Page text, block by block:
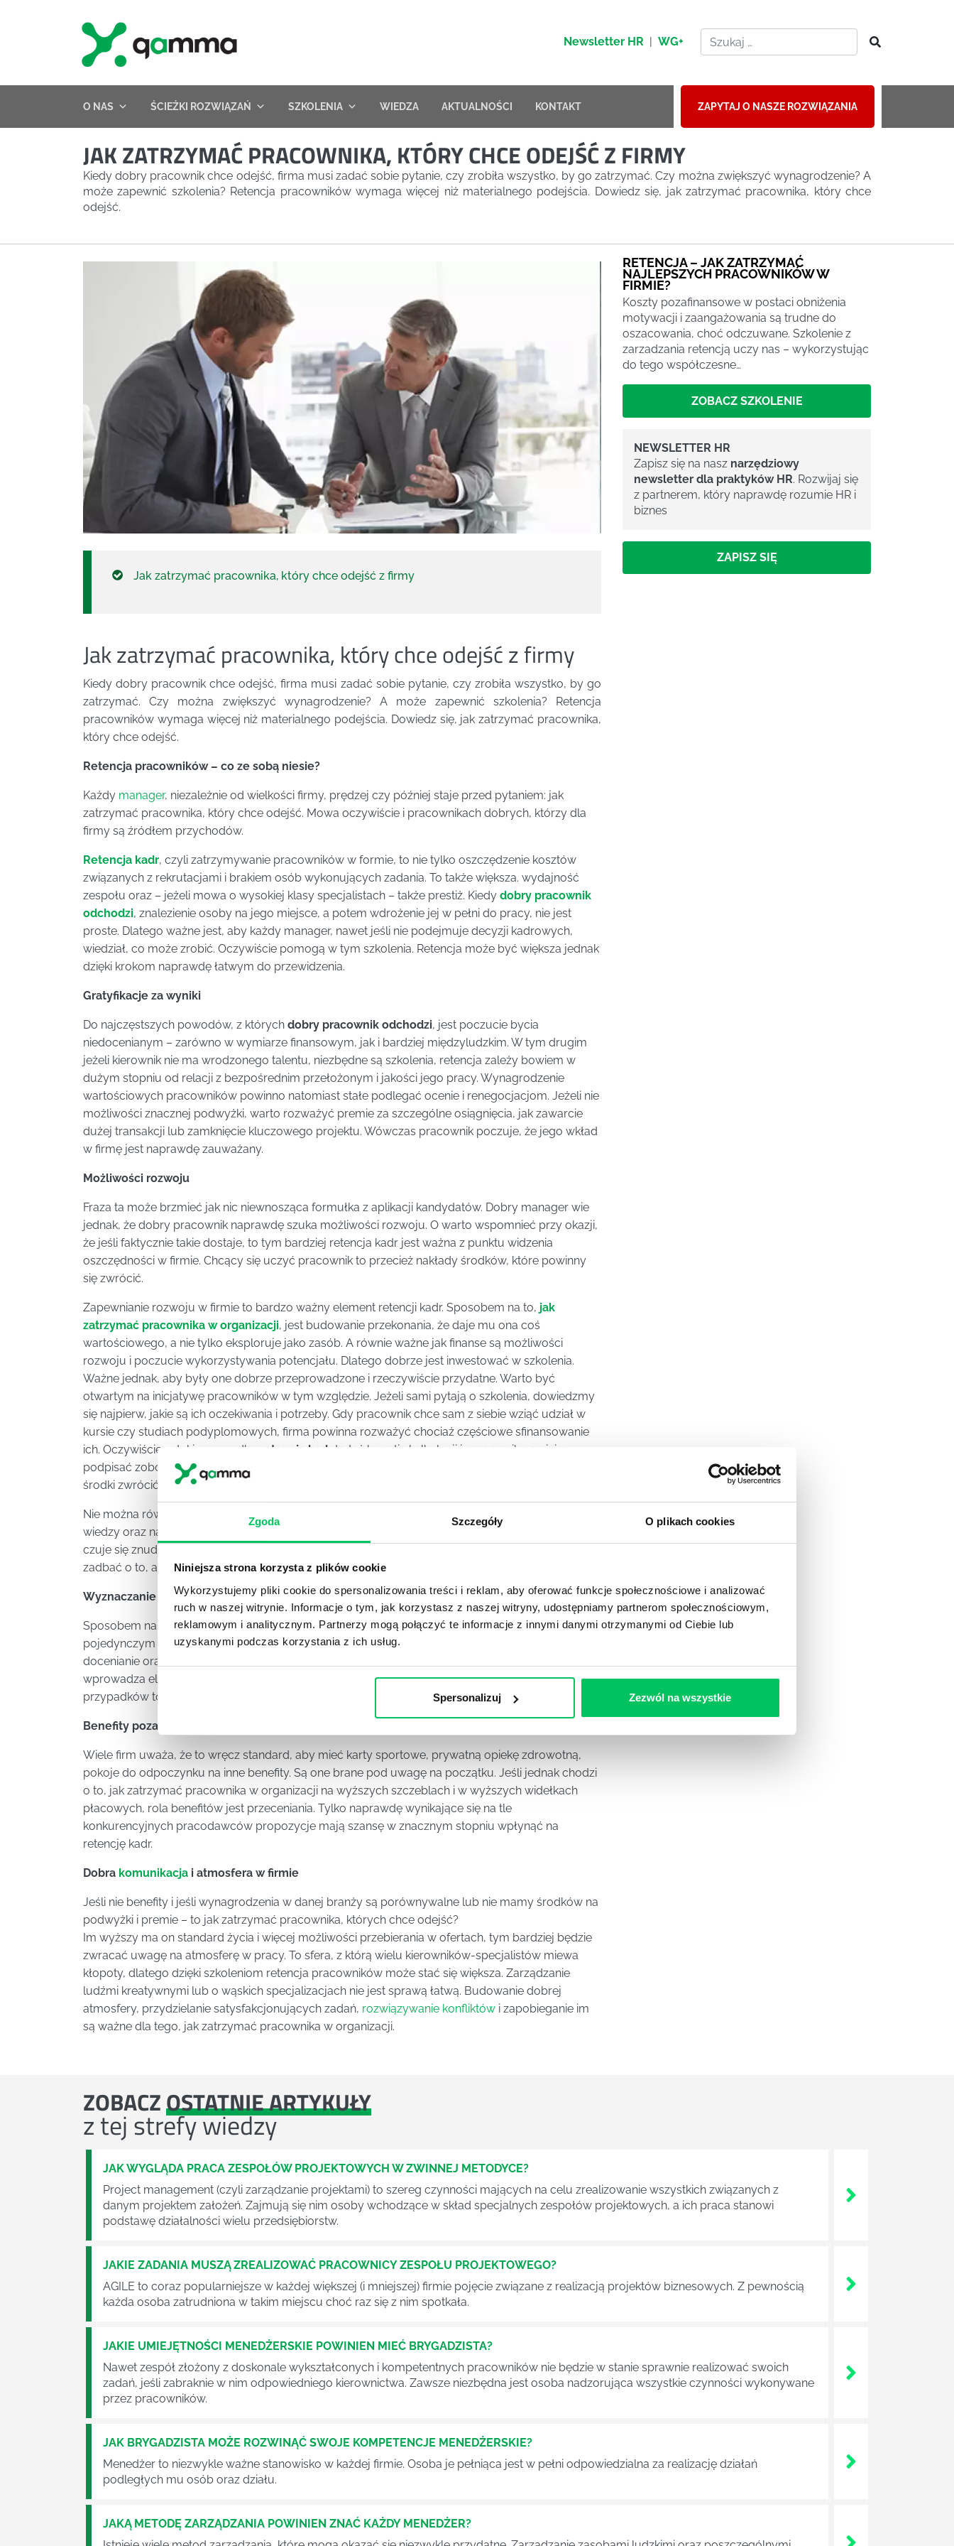
Zgoda Szczegóły O plikach cookies
Niniejsza strona korzysta z plików cookie
Wykorzystujemy pliki cookie do spersonalizowania treści i reklam, aby oferować funkcje społecznościowe i analizować
ruch w naszej witrynie. Informacje o tym, jak korzystasz z naszej witryny, udostępniamy partnerom społecznościowym,
reklamowym i analitycznym. Partnerzy mogą połączyć te informacje z innymi danymi otrzymanymi od Ciebie lub
uzyskanymi podczas korzystania z ich usług.
Spersonalizuj Zezwól na wszystkie
Newsletter HR | WG+
O NAS ŚCIEŻKI ROZWIĄZAŃ SZKOLENIA WIEDZA AKTUALNOŚCI KONTAKT ZAPYTAJ O NASZE ROZWIĄZANIA
JAK ZATRZYMAĆ PRACOWNIKA, KTÓRY CHCE ODEJŚĆ Z FIRMY
Kiedy dobry pracownik chce odejść, firma musi zadać sobie pytanie, czy zrobiła wszystko, by go zatrzymać. Czy można zwiększyć wynagrodzenie? A
może zapewnić szkolenia? Retencja pracowników wymaga więcej niż materialnego podejścia. Dowiedz się, jak zatrzymać pracownika, który chce
odejść.
Jak zatrzymać pracownika, który chce odejść z firmy
Jak zatrzymać pracownika, który chce odejść z firmy
Kiedy dobry pracownik chce odejść, firma musi zadać sobie pytanie, czy zrobiła wszystko, by go
zatrzymać. Czy można zwiększyć wynagrodzenie? A może zapewnić szkolenia? Retencja
pracowników wymaga więcej niż materialnego podejścia. Dowiedz się, jak zatrzymać pracownika,
który chce odejść.
Retencja pracowników – co ze sobą niesie?
Każdy manager, niezależnie od wielkości firmy, prędzej czy później staje przed pytaniem: jak
zatrzymać pracownika, który chce odejść. Mowa oczywiście i pracownikach dobrych, którzy dla
firmy są źródłem przychodów.
Retencja kadr, czyli zatrzymywanie pracowników w formie, to nie tylko oszczędzenie kosztów
związanych z rekrutacjami i brakiem osób wykonujących zadania. To także większa. wydajność
zespołu oraz – jeżeli mowa o wysokiej klasy specjalistach – także prestiż. Kiedy dobry pracownik
odchodzi, znalezienie osoby na jego miejsce, a potem wdrożenie jej w pełni do pracy, nie jest
proste. Dlatego ważne jest, aby każdy manager, nawet jeśli nie podejmuje decyzji kadrowych,
wiedział, co może zrobić. Oczywiście pomogą w tym szkolenia. Retencja może być większa jednak
dzięki krokom naprawdę łatwym do przewidzenia.
Gratyfikacje za wyniki
Do najczęstszych powodów, z których dobry pracownik odchodzi, jest poczucie bycia
niedocenianym – zarówno w wymiarze finansowym, jak i bardziej międzyludzkim. W tym drugim
jeżeli kierownik nie ma wrodzonego talentu, niezbędne są szkolenia, retencja zależy bowiem w
dużym stopniu od relacji z bezpośrednim przełożonym i jakości jego pracy. Wynagrodzenie
wartościowych pracowników powinno natomiast stałe podlegać ocenie i renegocjacjom. Jeżeli nie
możliwości znacznej podwyżki, warto rozważyć premie za szczególne osiągnięcia, jak zawarcie
dużej transakcji lub zamknięcie kluczowego projektu. Wówczas pracownik poczuje, że jego wkład
w firmę jest naprawdę zauważany.
Możliwości rozwoju
Fraza ta może brzmieć jak nic niewnosząca formułka z aplikacji kandydatów. Dobry manager wie
jednak, że dobry pracownik naprawdę szuka możliwości rozwoju. O warto wspomnieć przy okazji,
że jeśli faktycznie takie dostaje, to tym bardziej retencja kadr jest ważna z punktu widzenia
oszczędności w firmie. Chcący się uczyć pracownik to przecież nakłady środków, które powinny
się zwrócić.
Zapewnianie rozwoju w firmie to bardzo ważny element retencji kadr. Sposobem na to, jak
zatrzymać pracownika w organizacji, jest budowanie przekonania, że daje mu ona coś
wartościowego, a nie tylko eksploruje jako zasób. A równie ważne jak finanse są możliwości
rozwoju i poczucie wykorzystywania potencjału. Dlatego dobrze jest inwestować w szkolenia.
Ważne jednak, aby były one dobrze przeprowadzone i rzeczywiście przydatne. Warto być
otwartym na inicjatywę pracowników w tym względzie. Jeżeli sami pytają o szkolenia, dowiedzmy
się najpierw, jakie są ich oczekiwania i potrzeby. Gdy pracownik chce sam z siebie wziąć udział w
kursie czy studiach podyplomowych, firma powinna rozważyć chociaż częściowe sfinansowanie
ich. Oczywiście w takim wypadku
retencja kadr to też kwestia kalkulacji i pracownik powinien
podpisać zobowiązanie, że jeśli odejdzie przed określonym czasem, musi wyłożone przez firmę
środki zwrócić.
Nie można również zapomnieć, aby dać możliwość wykorzystania nowo nabytych umiejętności i
wiedzy oraz naturalnych
talentów zatrudnionych osób. Często dobry pracownik odchodzi, kiedy
czuje się znudzony. Ma wtedy potrzebę szukania nowych wyzwań. Dobry szef powinien więc
zadbać o to, aby stopień trudności wyzwań rósł razem z doświadczeniem i kompetencjami.
Wyznaczanie celów i nagradzanie za ich realizację
Sposobem na to, jak zatrzymać pracownika w organizacji, jest też wyznaczanie celów –
pojedynczym osobom i zespołowi – a wraz z nimi nagrody za ich wypełnienie. To łączy w sobie
docenianie oraz rozwój. Cele mogą być bowiem coraz wyższe i takie podejście do zadań
wprowadza elementy grywalizacji. Nie ma więc mowy o nudzie w pracy. W większości
przypadków to będzie dobry pomysł jak zatrzymać pracownika, który chce odejść.
Benefity pozapłacowe
Wiele firm uważa, że to wręcz standard, aby mieć karty sportowe, prywatną opiekę zdrowotną,
pokoje do odpoczynku na inne benefity. Są one brane pod uwagę na początku. Jeśli jednak chodzi
o to, jak zatrzymać pracownika w organizacji na wyższych szczeblach i w wyższych widełkach
płacowych, rola benefitów jest przeceniania. Tylko naprawdę wynikające się na tle
konkurencyjnych pracodawców propozycje mają szansę w znacznym stopniu wpłynąć na
retencję kadr.
Dobra komunikacja i atmosfera w firmie
Jeśli nie benefity i jeśli wynagrodzenia w danej branży są porównywalne lub nie mamy środków na
podwyżki i premie – to jak zatrzymać pracownika, których chce odejść?
Im wyższy ma on standard życia i więcej możliwości przebierania w ofertach, tym bardziej będzie
zwracać uwagę na atmosferę w pracy. To sfera, z którą wielu kierowników-specjalistów miewa
kłopoty, dlatego dzięki szkoleniom retencja pracowników może stać się większa. Zarządzanie
ludźmi kreatywnymi lub o wąskich specjalizacjach nie jest sprawą łatwą. Budowanie dobrej
atmosfery, przydzielanie satysfakcjonujących zadań, rozwiązywanie konfliktów i zapobieganie im
są ważne dla tego, jak zatrzymać pracownika w organizacji.
RETENCJA – JAK ZATRZYMAĆ
NAJLEPSZYCH PRACOWNIKÓW W
FIRMIE?
Koszty pozafinansowe w postaci obniżenia
motywacji i zaangażowania są trudne do
oszacowania, choć odczuwane. Szkolenie z
zarzadzania retencją uczy nas – wykorzystując
do tego współczesne…
ZOBACZ SZKOLENIE
NEWSLETTER HR
Zapisz się na nasz narzędziowy
newsletter dla praktyków HR. Rozwijaj się
z partnerem, który naprawdę rozumie HR i
biznes
ZAPISZ SIĘ
ZOBACZOSTATNIE ARTYKUŁY
z tej strefy wiedzy
JAK WYGLĄDA PRACA ZESPOŁÓW PROJEKTOWYCH W ZWINNEJ METODYCE?
Project management (czyli zarządzanie projektami) to szereg czynności mających na celu zrealizowanie wszystkich związanych z
danym projektem założeń. Zajmują się nim osoby wchodzące w skład specjalnych zespołów projektowych, a ich praca stanowi
podstawę działalności wielu przedsiębiorstw.
JAKIE ZADANIA MUSZĄ ZREALIZOWAĆ PRACOWNICY ZESPOŁU PROJEKTOWEGO?
AGILE to coraz popularniejsze w każdej większej (i mniejszej) firmie pojęcie związane z realizacją projektów biznesowych. Z pewnością
każda osoba zatrudniona w takim miejscu choć raz się z nim spotkała.
JAKIE UMIEJĘTNOŚCI MENEDŻERSKIE POWINIEN MIEĆ BRYGADZISTA?
Nawet zespół złożony z doskonale wykształconych i kompetentnych pracowników nie będzie w stanie sprawnie realizować swoich
zadań, jeśli zabraknie w nim odpowiedniego kierownictwa. Zawsze niezbędna jest osoba nadzorująca wszystkie czynności wykonywane
przez pracowników.
JAK BRYGADZISTA MOŻE ROZWINĄĆ SWOJE KOMPETENCJE MENEDŻERSKIE?
Menedżer to niezwykle ważne stanowisko w każdej firmie. Osoba je pełniąca jest w pełni odpowiedzialna za realizację działań
podległych mu osób oraz działu.
JAKĄ METODĘ ZARZĄDZANIA POWINIEN ZNAĆ KAŻDY MENEDŻER?